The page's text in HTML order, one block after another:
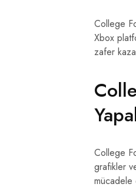
College
Xbox
zafer
College
grafikler
mücadele